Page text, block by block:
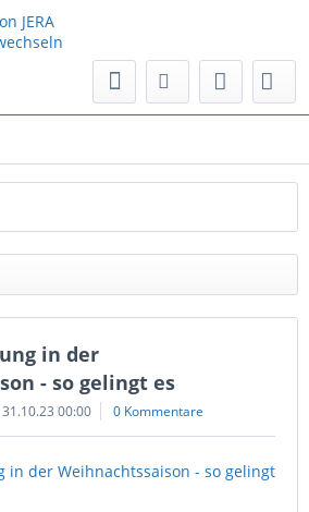
in der
- so gelingt es
31.10.23 00:00 0 Kommentare